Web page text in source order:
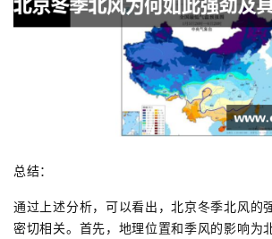
总结：
通过上述分析，可以看出，北京冬季北风的
密切相关。首先，地理位置和季风的影响为